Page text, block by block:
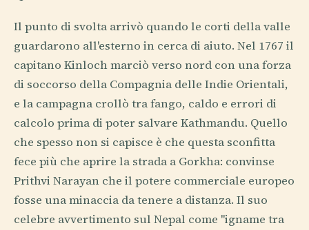
Il punto di svolta arrivò quando le corti della valle
guardarono all'esterno in cerca di aiuto. Nel 1767 il
capitano Kinloch marciò verso nord con una forza
di soccorso della Compagnia delle Indie Orientali,
e la campagna crollò tra fango, caldo e errori di
calcolo prima di poter salvare Kathmandu. Quello
che spesso non si capisce è che questa sconfitta
fece più che aprire la strada a Gorkha: convinse
Prithvi Narayan che il potere commerciale europeo
fosse una minaccia da tenere a distanza. Il suo
celebre avvertimento sul Nepal come "igname tra